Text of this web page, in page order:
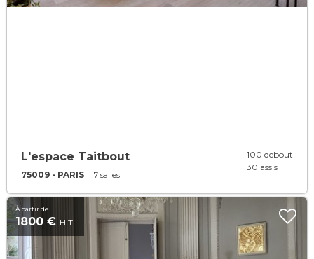
L'espace Taitbout
75009 - PARIS 7 salles
100 debout
30 assis
À partir de
1800 € H.T